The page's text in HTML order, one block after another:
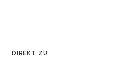
DIREKT ZU